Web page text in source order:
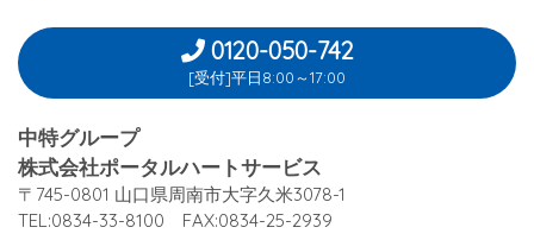
0120-050-742
[受付]平日8:00～17:00
中特グループ
株式会社ポータルハートサービス
〒745-0801 山口県周南市大字久米3078-1
TEL:0834-33-8100 FAX:0834-25-2939